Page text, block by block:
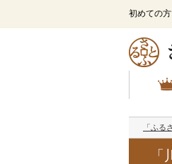
初めての
「ふる